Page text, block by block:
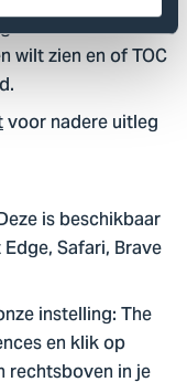
naast de
wilt zien en of TOC
voor nadere uitleg
is beschikbaar
Safari, Brave
instelling: The
en klik op
rechtsboven in je